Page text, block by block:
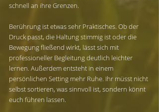
schnell an ihre Grenzen.
Berührung ist etwas sehr Praktisches. Ob der
Druck passt, die Haltung stimmig ist oder die
Bewegung fließend wirkt, lässt sich mit
professioneller Begleitung deutlich leichter
lernen. Außerdem entsteht in einem
persönlichen Setting mehr Ruhe. Ihr müsst nicht
selbst sortieren, was sinnvoll ist, sondern könnt
euch führen lassen.